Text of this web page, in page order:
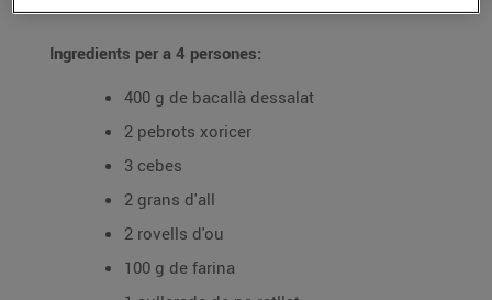
Ingredients per a 4 persones:
400 g de bacallà dessalat
2 pebrots xoricer
3 cebes
2 grans d'all
2 rovells d'ou
100 g de farina